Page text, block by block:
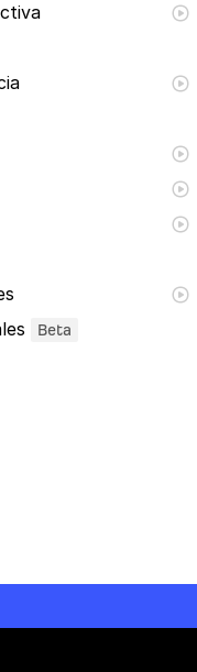
Beta